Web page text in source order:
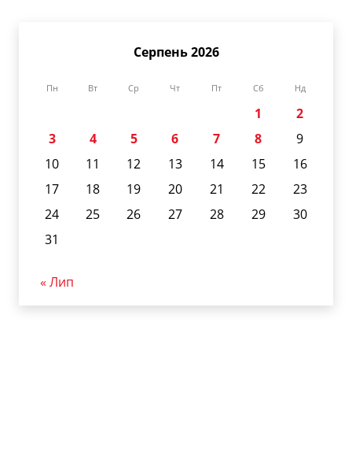
Серпень 2026
Пн Вт Ср Чт Пт Сб Нд
1
2
3
4 5 6 7 8
9
10
11 12 13 14 15
16
17
18 19 20 21 22
23
24
25 26 27 28 29
30
31
« Лип